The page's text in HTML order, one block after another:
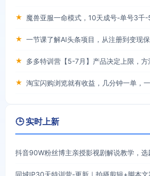
★
★
★
★
🕒 实时上新